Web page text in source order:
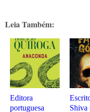
Leia Também:
Editora
portuguesa
Shiva